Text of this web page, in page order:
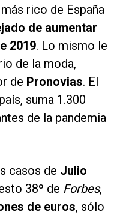
rico de España
de aumentar
2019. Lo mismo le
de la moda,
de Pronovias. El
suma 1.300
de la pandemia
casos de Julio
38º de Forbes,
de euros, sólo